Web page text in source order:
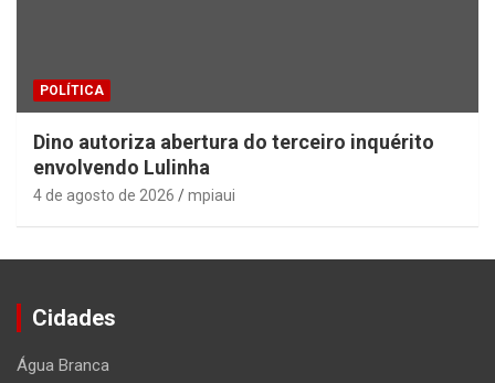
POLÍTICA
Dino autoriza abertura do terceiro inquérito
envolvendo Lulinha
4 de agosto de 2026 mpiaui
Cidades
Água Branca